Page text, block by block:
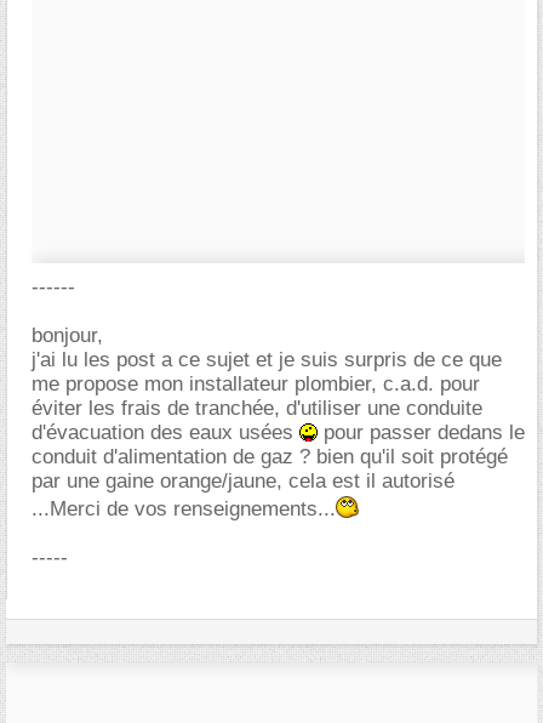
------
bonjour,
j'ai lu les post a ce sujet et je suis surpris de ce que
me propose mon installateur plombier, c.a.d. pour
éviter les frais de tranchée, d'utiliser une conduite
d'évacuation des eaux usées
pour passer dedans le
conduit d'alimentation de gaz ? bien qu'il soit protégé
par une gaine orange/jaune, cela est il autorisé
...Merci de vos renseignements...
-----